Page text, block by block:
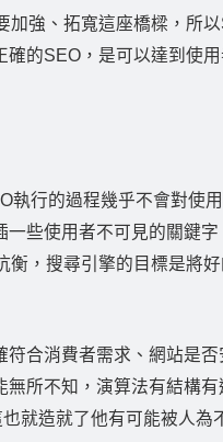
強、拓寬這座橋樑，所
的SEO，是可以達到使
執行的過程幾乎不會對使
些使用者不可見的關鍵
，搜尋引擎的目標是將
合消費者需求、網站是
所不知，演算法有結構
就造就了他有可能被人為